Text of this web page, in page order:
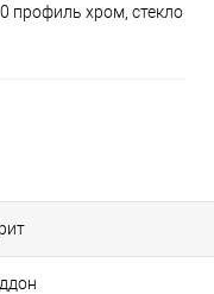
профиль хром, стекло